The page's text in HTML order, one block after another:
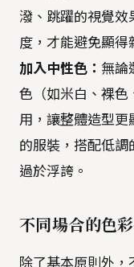
潑、跳躍的視覺效
度，才能避免顯得
加入中性色： 無論
色（如米白、裸色
用，讓整體造型
的服裝，搭配低
過於浮誇。
不同場合的色
除了基本原則外